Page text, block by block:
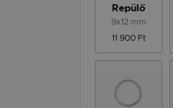
Repülő
9x12 mm
11 900 Ft